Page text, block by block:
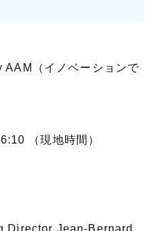
AAM（イノベーションで
（現地時間）
Director Jean-Bernard